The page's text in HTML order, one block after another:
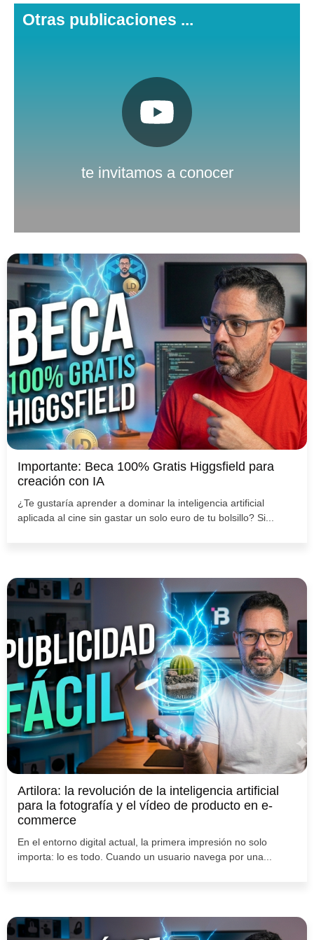
Otras publicaciones ...
te invitamos a conocer
Pulsa aquí
Importante: Beca 100% Gratis Higgsfield para
creación con IA
¿Te gustaría aprender a dominar la inteligencia artificial
aplicada al cine sin gastar un solo euro de tu bolsillo? Si...
Artilora: la revolución de la inteligencia artificial
para la fotografía y el vídeo de producto en e-
commerce
En el entorno digital actual, la primera impresión no solo
importa: lo es todo. Cuando un usuario navega por una...